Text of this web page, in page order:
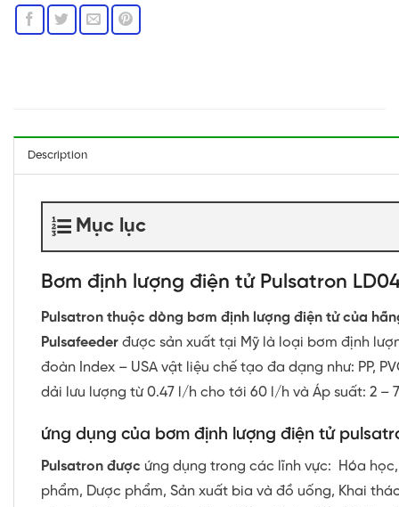
Description
Mục lục
Bơm định lượng điện tử Pulsatron
Pulsatron thuộc dòng bơm định lượng điện tử của
Pulsafeeder được sản xuất tại Mỹ là loại bơm định
đoàn Index – USA vật liệu chế tạo đa dạng như: PP,
dải lưu lượng từ 0.47 l/h cho tới 60 l/h và Áp suất: 2 –
ứng dụng của bơm định lượng điện tử
Pulsatron được ứng dụng trong các lĩnh vực: Hóa
phẩm, Dược phẩm, Sản xuất bia và đồ uống, Khai